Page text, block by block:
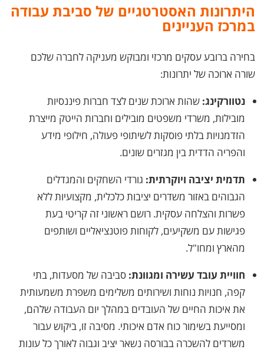
היתרונות האסטרטגיים של סביבת עבודה
במרכז העניינים
בחירה ברובע עסקים מרכזי ומבוקש מעניקה לחברה שלכם
שורה ארוכה של יתרונות:
נטוורקינג: שהות ארוכת שנים לצד חברות פיננסיות
מובילות, משרדי משפטים מובילים וחברות הייטק מייצרת
הזדמנויות בלתי פוסקות לשיתופי פעולה, חילופי מידע
והפריה הדדית בין מגזרים שונים.
תדמית יציבה ויוקרתית: גורדי השחקים והמגדלים
הגבוהים באזור משדרים יציבות כלכלית, מקצועיות ללא
פשרות והצלחה עסקית. רושם ראשוני זה קריטי בעת
פגישות עם משקיעים, לקוחות פוטנציאליים ושותפים
מהארץ ומחו"ל.
חוויית עובד עשירה ומגוונת: סביבה של מסעדות, בתי
קפה, חנויות נוחות ושירותים משלימים משפרת משמעותית
את איכות החיים של העובדים במהלך יום העבודה שלהם,
ומסייעת בשימור כוח אדם איכותי. מסיבה זו, ביקוש עבור
משרדים להשכרה בבורסה נשאר יציב וגבוה לאורך כל עונות